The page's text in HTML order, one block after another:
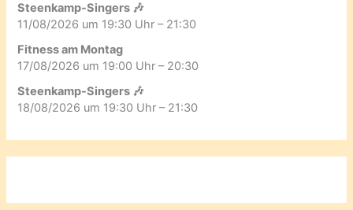
Steenkamp-Singers 🎶
11/08/2026 um 19:30 Uhr – 21:30
Fitness am Montag
17/08/2026 um 19:00 Uhr – 20:30
Steenkamp-Singers 🎶
18/08/2026 um 19:30 Uhr – 21:30